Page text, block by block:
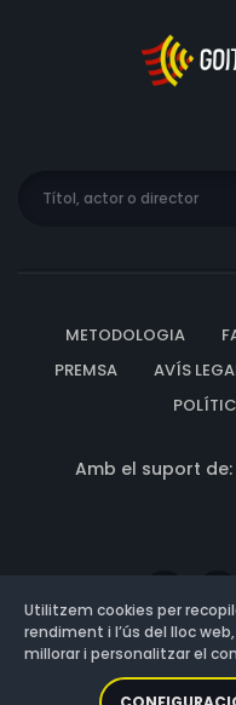
METODOLOGIA
PREMSA
AVÍS
Amb el suport
Versió:
Utilitzem cookies per
rendiment i l’ús del lloc
millorar i personalitzar el